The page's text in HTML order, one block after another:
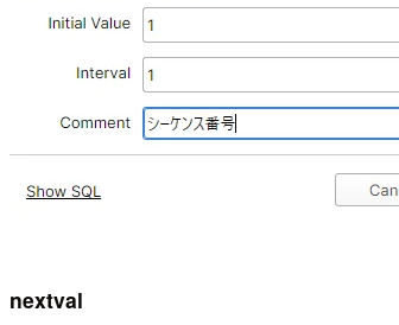
nextval